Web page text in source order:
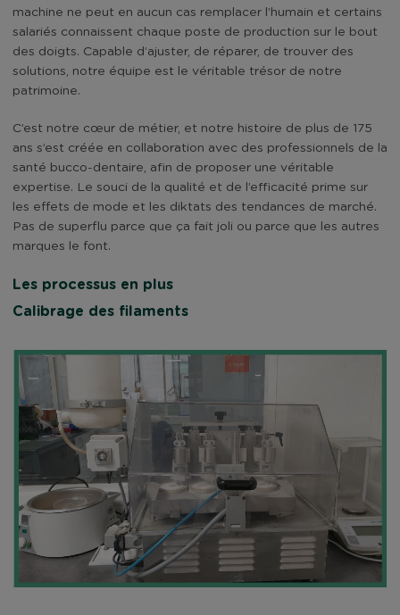
machine ne peut en aucun cas remplacer l’humain et certains
salariés connaissent chaque poste de production sur le bout
des doigts. Capable d’ajuster, de réparer, de trouver des
solutions, notre équipe est le véritable trésor de notre
patrimoine.
C’est notre cœur de métier, et notre histoire de plus de 175
ans s’est créée en collaboration avec des professionnels de la
santé bucco-dentaire, afin de proposer une véritable
expertise. Le souci de la qualité et de l’efficacité prime sur
les effets de mode et les diktats des tendances de marché.
Pas de superflu parce que ça fait joli ou parce que les autres
marques le font.
Les processus en plus
Calibrage des filaments